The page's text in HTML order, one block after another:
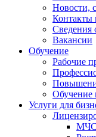
Новости,
Контакты
Сведения
Вакансии
Обучение
Рабочие
Обучение
Услуги для
МЧС.